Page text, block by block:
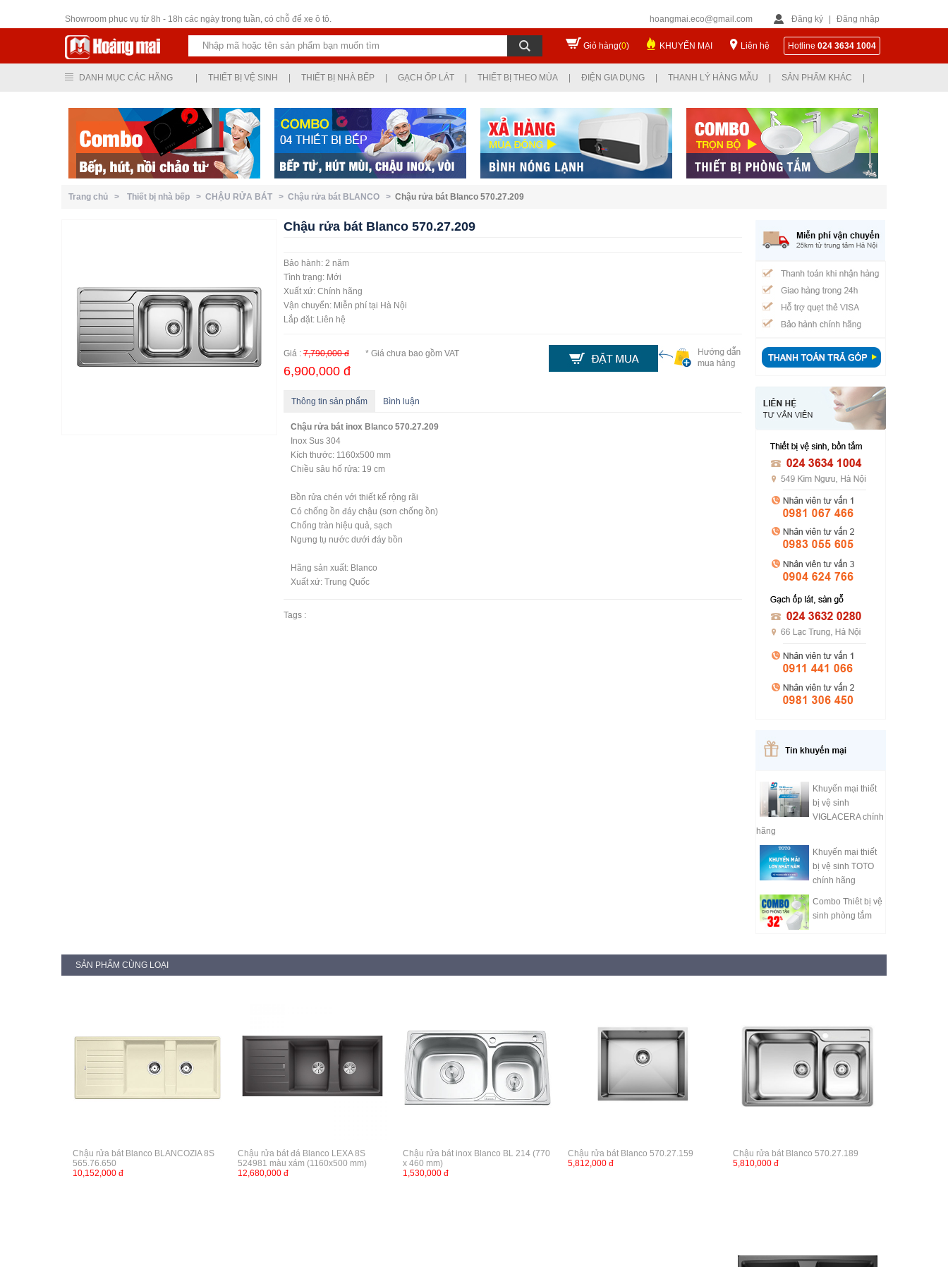
Showroom phục vụ từ 8h - 18h các ngày trong tuần, có chỗ để xe ô tô.
hoangmai.eco@gmail.com Đăng ký Đăng nhập
Giỏ hàng(0) KHUYẾN MẠI Liên hệ Hotline 024 3634 1004
DANH MỤC CÁC HÃNG THIẾT BỊ VỆ SINH THIẾT BỊ NHÀ BẾP GẠCH ỐP LÁT THIẾT BỊ THEO MÙA ĐIỆN GIA DỤNG THANH LÝ HÀNG MẪU SẢN PHẨM KHÁC
Trang chủ > Thiết bị nhà bếp > CHẬU RỬA BÁT > Chậu rửa bát BLANCO > Chậu rửa bát Blanco 570.27.209
Chậu rửa bát Blanco 570.27.209
Bảo hành: 2 năm
Tình trạng: Mới
Xuất xứ: Chính hãng
Vận chuyển: Miễn phí tại Hà Nội
Lắp đặt: Liên hệ
Giá : 7,790,000 đ * Giá chưa bao gồm VAT
6,900,000 đ
Thông tin sản phẩm Bình luận
Chậu rửa bát inox Blanco 570.27.209
Inox Sus 304
Kích thước: 1160x500 mm
Chiều sâu hố rửa: 19 cm
Bồn rửa chén với thiết kế rộng rãi
Có chống ồn đáy chậu (sơn chống ồn)
Chống tràn hiệu quả, sạch
Ngưng tụ nước dưới đáy bồn
Hãng sản xuất: Blanco
Xuất xứ: Trung Quốc
Tags :
Khuyến mại thiết
bị vệ sinh
VIGLACERA chính
hãng
Khuyến mại thiết
bị vệ sinh TOTO
chính hãng
Combo Thiêt bị vệ
sinh phòng tắm
SẢN PHẨM CÙNG LOẠI
Chậu rửa bát Blanco BLANCOZIA 8S
565.76.650
10,152,000 đ
Chậu rửa bát đá Blanco LEXA 8S
524981 màu xám (1160x500 mm)
12,680,000 đ
Chậu rửa bát inox Blanco BL 214 (770
x 460 mm)
1,530,000 đ
Chậu rửa bát Blanco 570.27.159
5,812,000 đ
Chậu rửa bát Blanco 570.27.189
5,810,000 đ